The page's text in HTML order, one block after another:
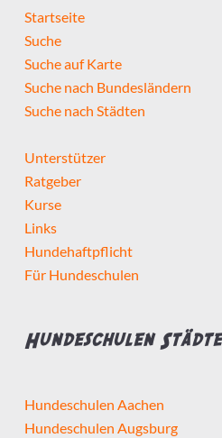
Startseite
Suche
Suche auf Karte
Suche nach Bundesländern
Suche nach Städten
Unterstützer
Ratgeber
Kurse
Links
Hundehaftpflicht
Für Hundeschulen
Hundeschulen Städte
Hundeschulen Aachen
Hundeschulen Augsburg